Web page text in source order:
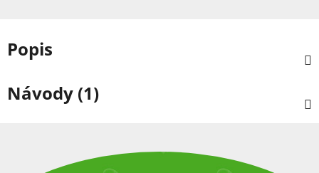
Popis
Návody (1)